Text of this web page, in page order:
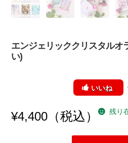
エンジェリッククリスタルオ
い)
いいね
¥4,400 （税込） 残り